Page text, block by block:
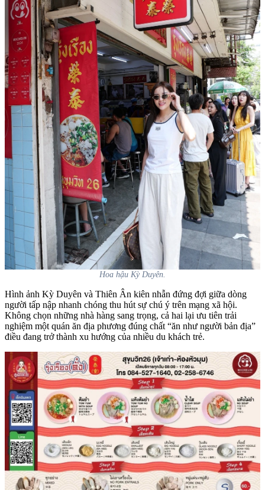
Hoa hậu Kỳ Duyên.
Hình ảnh Kỳ Duyên và Thiên Ân kiên nhẫn đứng đợi giữa dòng
người tấp nập nhanh chóng thu hút sự chú ý trên mạng xã hội.
Không chọn những nhà hàng sang trọng, cả hai lại ưu tiên trải
nghiệm một quán ăn địa phương đúng chất “ăn như người bản địa”
điều đang trở thành xu hướng của nhiều du khách trẻ.